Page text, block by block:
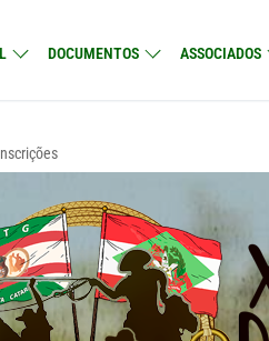
DOCUMENTOS ASSOCIADOS